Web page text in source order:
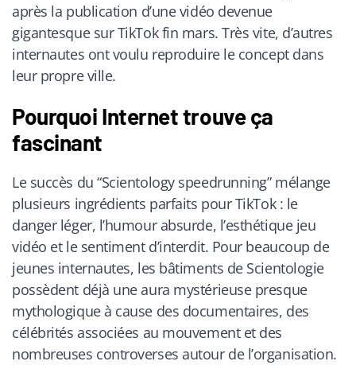
après la publication d’une vidéo devenue
gigantesque sur TikTok fin mars. Très vite, d’autres
internautes ont voulu reproduire le concept dans
leur propre ville.
Pourquoi Internet trouve ça
fascinant
Le succès du “Scientology speedrunning” mélange
plusieurs ingrédients parfaits pour TikTok : le
danger léger, l’humour absurde, l’esthétique jeu
vidéo et le sentiment d’interdit. Pour beaucoup de
jeunes internautes, les bâtiments de Scientologie
possèdent déjà une aura mystérieuse presque
mythologique à cause des documentaires, des
célébrités associées au mouvement et des
nombreuses controverses autour de l’organisation.